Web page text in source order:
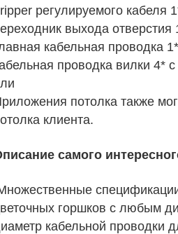
регулируемого кабеля
выхода
кабельная проводка 1*
проводка вилки 4*
потолка также
клиента.
самого
горшков с любым
кабельной проводки